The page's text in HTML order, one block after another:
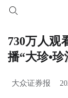
730万人观
播“大珍•
大众证券报